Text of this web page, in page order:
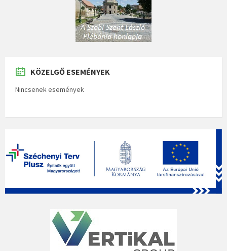
KÖZELGŐ ESEMÉNYEK
Nincsenek események